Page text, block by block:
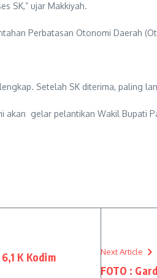
SK,” ujar Makkiyah.
Perbatasan Otonomi Daerah
Setelah SK diterima, paling
akan gelar pelantikan Wakil Bupati
K Kodim
Next Article
FOTO :